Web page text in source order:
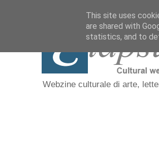
Webzine culturale di arte,
This site uses
are shared with
statistics, and to